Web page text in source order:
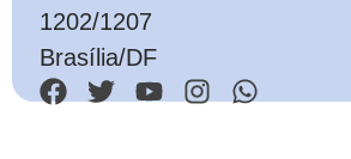
1202/1207
Brasília/DF